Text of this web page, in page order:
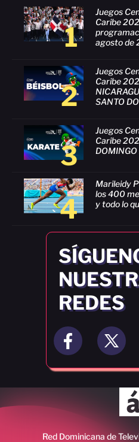
1
Juegos
Caribe
agosto de
2
Juegos
Caribe
SANTO
3
Juegos
Caribe
4
Marileidy
los 400
y todo lo
REDES
Red Dominicana de